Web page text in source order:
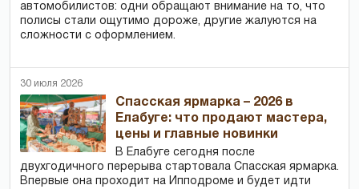
автомобилистов: одни обращают внимание на то, что
полисы стали ощутимо дороже, другие жалуются на
сложности с оформлением.
30 июля 2026
Спасская ярмарка – 2026 в
Елабуге: что продают мастера,
цены и главные новинки
В Елабуге сегодня после
двухгодичного перерыва стартовала Спасская ярмарка.
Впервые она проходит на Ипподроме и будет идти